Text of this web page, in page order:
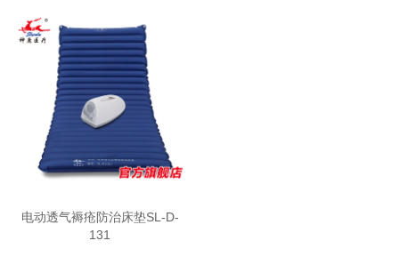
电动透气褥疮防治床垫SL-D-
131